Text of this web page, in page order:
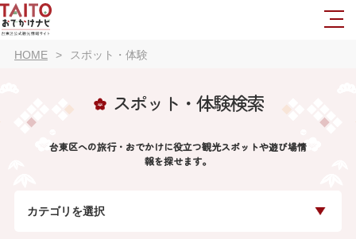
HOME スポット・体験
スポット・体験検索
台東区への旅行・おでかけに役立つ観光スポットや遊び場情
報を探せます。
カテゴリを選択